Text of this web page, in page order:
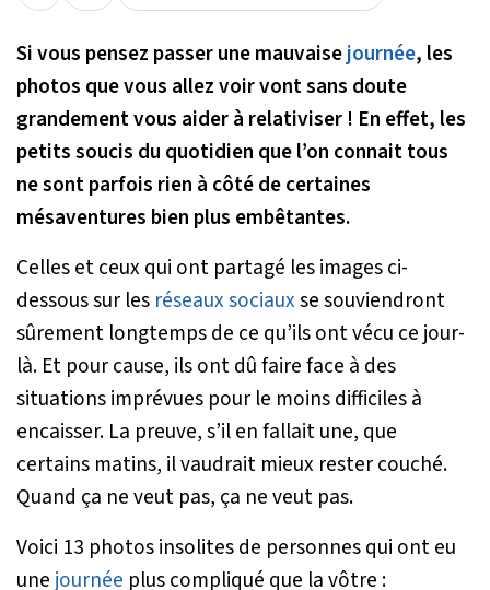
Si vous pensez passer une mauvaisejournée, les
photos que vous allez voir vont sans doute
grandement vous aider à relativiser ! En effet, les
petits soucis du quotidien que l’on connait tous
ne sont parfois rien à côté de certaines
mésaventures bien plus embêtantes.
Celles et ceux qui ont partagé les images ci-
dessous sur les réseaux sociauxse souviendront
sûrement longtemps de ce qu’ils ont vécu ce jour-
là. Et pour cause, ils ont dû faire face à des
situations imprévues pour le moins difficiles à
encaisser. La preuve, s’il en fallait une, que
certains matins, il vaudrait mieux rester couché.
Quand ça ne veut pas, ça ne veut pas.
Voici 13 photos insolites de personnes qui ont eu
une journée plus compliqué que la vôtre :